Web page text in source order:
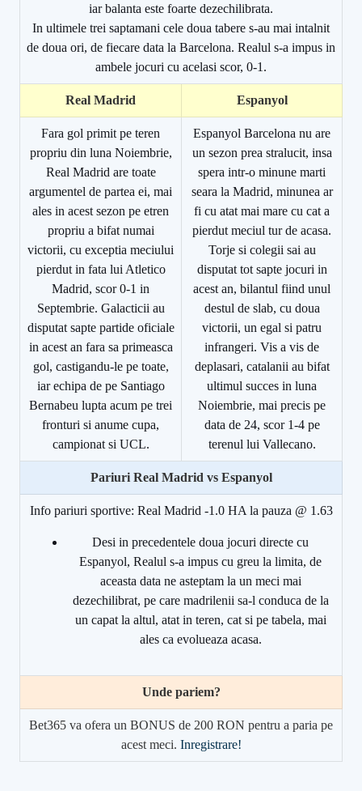
iar balanta este foarte dezechilibrata.
In ultimele trei saptamani cele doua tabere s-au mai intalnit
de doua ori, de fiecare data la Barcelona. Realul s-a impus in
ambele jocuri cu acelasi scor, 0-1.
Real Madrid Espanyol
Fara gol primit pe teren
propriu din luna Noiembrie,
Real Madrid are toate
argumentel de partea ei, mai
ales in acest sezon pe etren
propriu a bifat numai
victorii, cu exceptia meciului
pierdut in fata lui Atletico
Madrid, scor 0-1 in
Septembrie. Galacticii au
disputat sapte partide oficiale
in acest an fara sa primeasca
gol, castigandu-le pe toate,
iar echipa de pe Santiago
Bernabeu lupta acum pe trei
fronturi si anume cupa,
campionat si UCL.
Espanyol Barcelona nu are
un sezon prea stralucit, insa
spera intr-o minune marti
seara la Madrid, minunea ar
fi cu atat mai mare cu cat a
pierdut meciul tur de acasa.
Torje si colegii sai au
disputat tot sapte jocuri in
acest an, bilantul fiind unul
destul de slab, cu doua
victorii, un egal si patru
infrangeri. Vis a vis de
deplasari, catalanii au bifat
ultimul succes in luna
Noiembrie, mai precis pe
data de 24, scor 1-4 pe
terenul lui Vallecano.
Pariuri Real Madrid vs Espanyol
Info pariuri sportive: Real Madrid -1.0 HA la pauza @ 1.63
Desi in precedentele doua jocuri directe cu
Espanyol, Realul s-a impus cu greu la limita, de
aceasta data ne asteptam la un meci mai
dezechilibrat, pe care madrilenii sa-l conduca de la
un capat la altul, atat in teren, cat si pe tabela, mai
ales ca evolueaza acasa.
Unde pariem?
Bet365 va ofera un BONUS de 200 RON pentru a paria pe
acest meci. Inregistrare!